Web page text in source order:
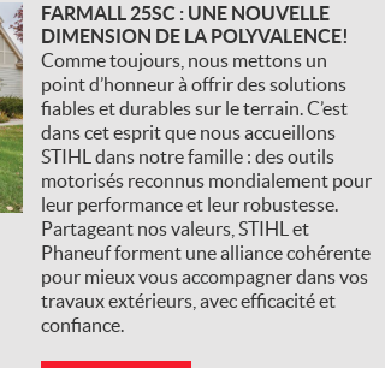
FARMALL 25SC : UNE NOUVELLE
DIMENSION DE LA POLYVALENCE!
Comme toujours, nous mettons un
point d’honneur à offrir des solutions
fiables et durables sur le terrain. C’est
dans cet esprit que nous accueillons
STIHL dans notre famille : des outils
motorisés reconnus mondialement pour
leur performance et leur robustesse.
Partageant nos valeurs, STIHL et
Phaneuf forment une alliance cohérente
pour mieux vous accompagner dans vos
travaux extérieurs, avec efficacité et
confiance.